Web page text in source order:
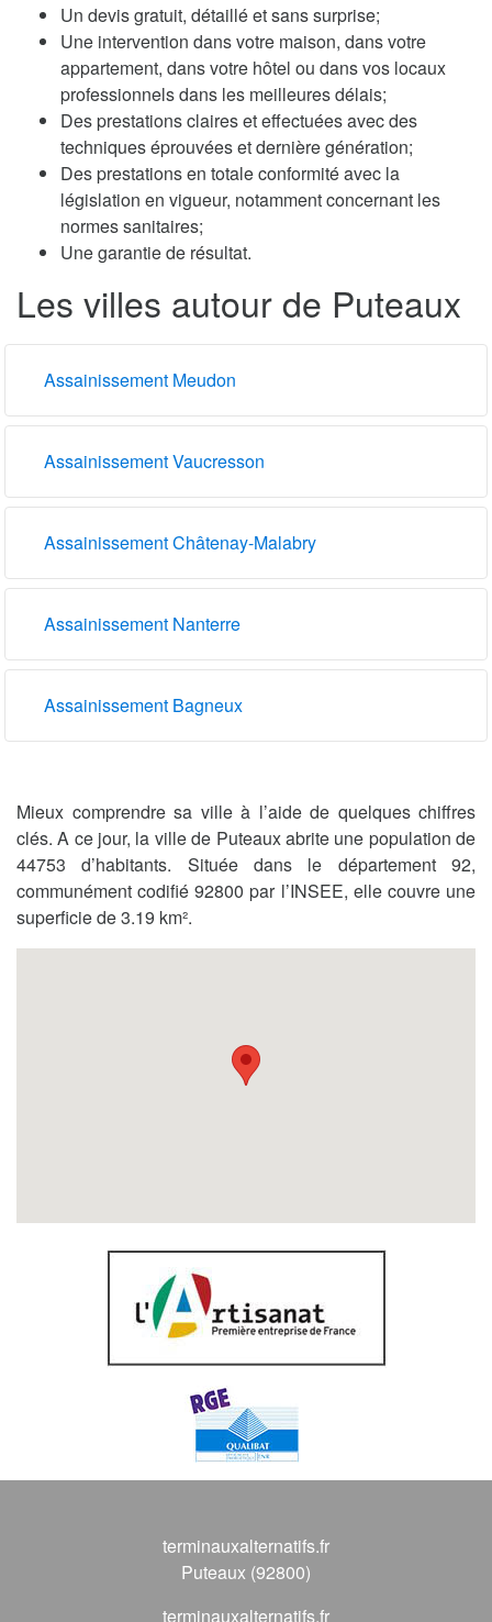
Un devis gratuit, détaillé et sans surprise;
Une intervention dans votre maison, dans votre
appartement, dans votre hôtel ou dans vos locaux
professionnels dans les meilleures délais;
Des prestations claires et effectuées avec des
techniques éprouvées et dernière génération;
Des prestations en totale conformité avec la
législation en vigueur, notamment concernant les
normes sanitaires;
Une garantie de résultat.
Les villes autour de Puteaux
Assainissement Meudon
Assainissement Vaucresson
Assainissement Châtenay-Malabry
Assainissement Nanterre
Assainissement Bagneux
Mieux comprendre sa ville à l’aide de quelques chiffres
clés. A ce jour, la ville de Puteaux abrite une population de
44753 d’habitants. Située dans le département 92,
communément codifié 92800 par l’INSEE, elle couvre une
superficie de 3.19 km².
terminauxalternatifs.fr
Puteaux (92800)
terminauxalternatifs.fr